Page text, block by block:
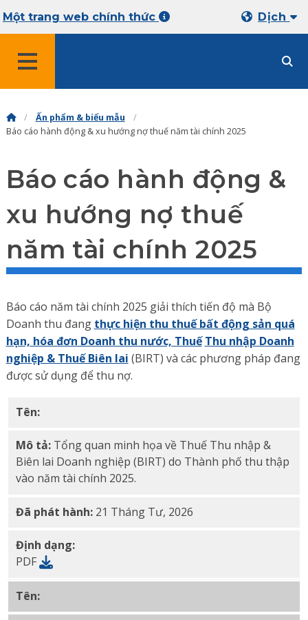
Một trang web chính thức Dịch
Ấn phẩm & biểu mẫu
Báo cáo hành động & xu hướng nợ thuế năm tài chính 2025
Báo cáo hành động &
xu hướng nợ thuế
năm tài chính 2025
Báo cáo năm tài chính 2025 giải thích tiến độ mà Bộ
Doanh thu đang thực hiện thu thuế bất động sản quá
hạn, hóa đơn Doanh thu nước, Thuế Thu nhập Doanh
nghiệp & Thuế Biên lai (BIRT) và các phương pháp đang
được sử dụng để thu nợ.
Tên:Tổng quan về tình trạng
Mô tả: Tổng quan minh họa về Thuế Thu nhập &
Biên lai Doanh nghiệp (BIRT) do Thành phố thu thập
vào năm tài chính 2025.
Đã phát hành: 21 Tháng Tư, 2026
Định dạng:
PDF
Tên:Tổng quan về nợ thuế bất động sản FY 2025 PDF